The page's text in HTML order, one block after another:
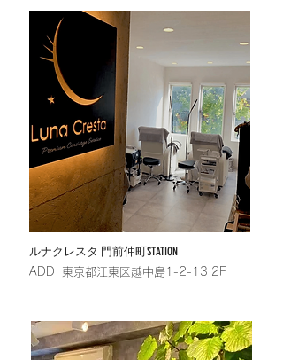
​ルナクレスタ 門前仲町STATION
​ADD 東京都江東区越中島1-2-13 2F